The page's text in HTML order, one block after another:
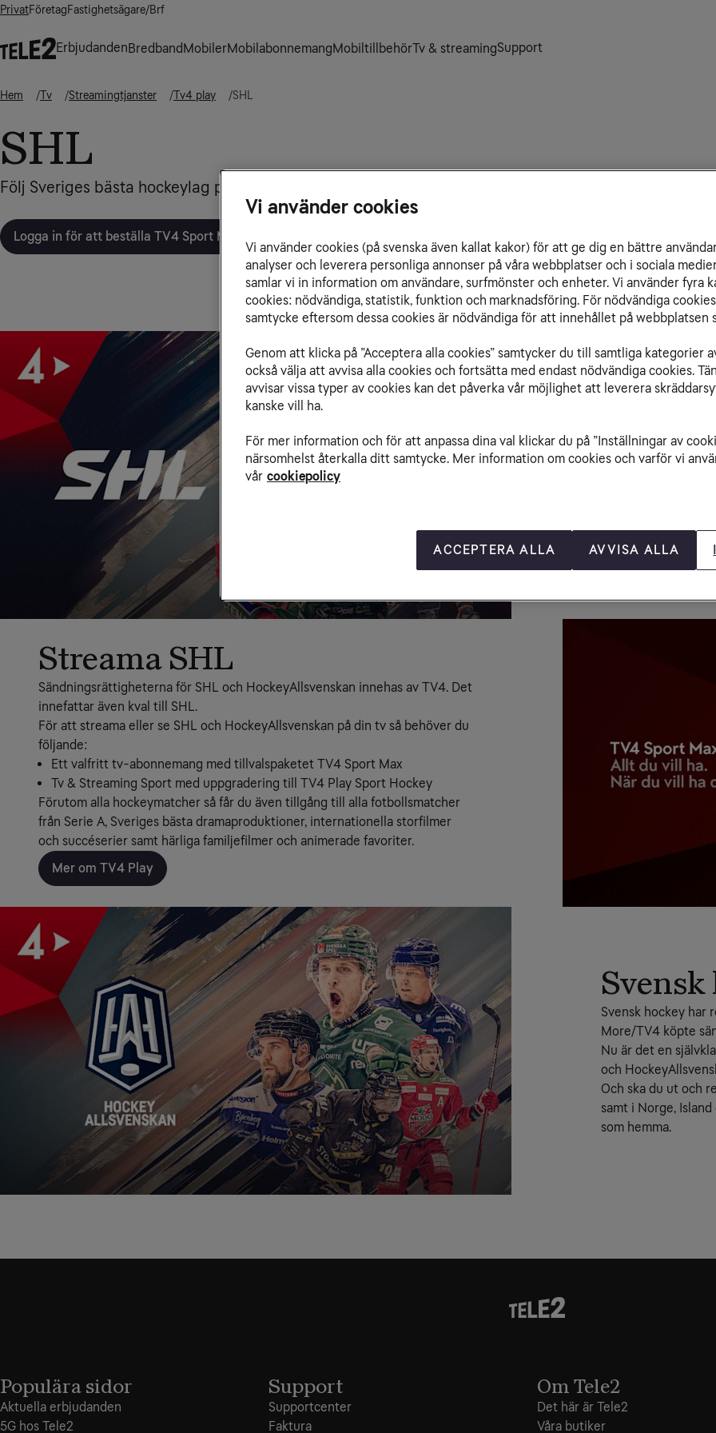
PrivatFöretagFastighetsägare/Brf
ErbjudandenBredbandMobilerMobilabonnemangMobiltillbehörTv & streamingSupport
Hem Tv Streamingtjanster Tv4 play SHL
SHL
Logga in för att beställa TV4 Sport Max
SHL -
Ishockey är en
på den högsta
Fram till 1975
första svenska
föregångaren till
bytte ligan namn
på tv av C More
Streama SHL
Sändningsrättigheterna för SHL och HockeyAllsvenskan innehas av TV4. Det
innefattar även kval till SHL.
För att streama eller se SHL och HockeyAllsvenskan på din tv så behöver du
följande:
Ett valfritt tv-abonnemang med tillvalspaketet TV4 Sport Max
Tv & Streaming Sport med uppgradering till TV4 Play Sport Hockey
Förutom alla hockeymatcher så får du även tillgång till alla fotbollsmatcher
från Serie A, Sveriges bästa dramaproduktioner, internationella storfilmer
och succéserier samt härliga familjefilmer och animerade favoriter.
Mer om TV4 Play
Svensk hockey har
More/TV4 köpte
Nu är det en
och
Och ska du ut och
samt i Norge,
som hemma.
Populära sidor
Aktuella erbjudanden
5G hos Tele2
Support
Supportcenter
Faktura
Om Tele2
Det här är Tele2
Våra butiker
Vi använder cookies
Vi använder cookies (på svenska även kallat kakor) för att ge dig en bättre
analyser och leverera personliga annonser på våra webbplatser och i sociala
samlar vi in information om användare, surfmönster och enheter. Vi använder fyra
cookies: nödvändiga, statistik, funktion och marknadsföring. För nödvändiga
samtycke eftersom dessa cookies är nödvändiga för att innehållet på webbplatsen
Genom att klicka på ”Acceptera alla cookies” samtycker du till samtliga kategorier
också välja att avvisa alla cookies och fortsätta med endast nödvändiga cookies.
avvisar vissa typer av cookies kan det påverka vår möjlighet att leverera
kanske vill ha.
För mer information och för att anpassa dina val klickar du på ”Inställningar av
närsomhelst återkalla ditt samtycke. Mer information om cookies och varför vi
vår cookiepolicy
ACCEPTERA ALLA AVVISA ALLA